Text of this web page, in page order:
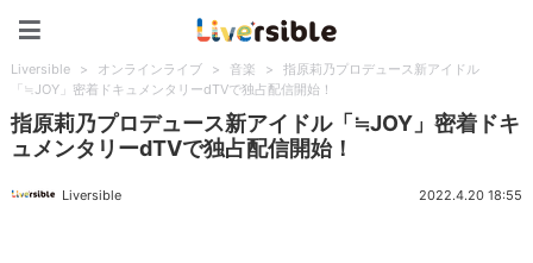
Liversible > オンラインライブ > 音楽 >
指原莉乃プロデュース新アイドル
「≒JOY」密着ドキュメンタリーdTVで独占配信開始！
指原莉乃プロデュース新アイドル「≒JOY」密着ドキ
ュメンタリーdTVで独占配信開始！
Liversible 2022.4.20 18:55